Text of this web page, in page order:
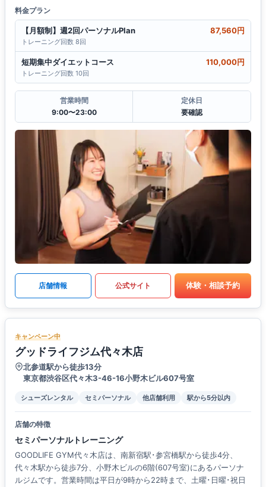
料金プラン
【月額制】週2回パーソナルPlan 87,560円
トレーニング回数 8回
短期集中ダイエットコース 110,000円
トレーニング回数 10回
営業時間
9:00〜23:00
定休日
要確認
店舗情報 公式サイト 体験・相談予約
キャンペーン中
グッドライフジム代々木店
北参道駅から徒歩13分
東京都渋谷区代々木3-46-16​小野木ビル607号室
シューズレンタル セミパーソナル 他店舗利用 駅から5分以内
店舗の特徴
セミパーソナルトレーニング
GOODLIFE GYM代々木店は、南新宿駅･参宮橋駅から徒歩4分、
代々木駅から徒歩7分、小野木ビルの6階(607号室)にあるパーソナ
ルジムです。営業時間は平日が9時から22時まで、土曜･日曜･祝日